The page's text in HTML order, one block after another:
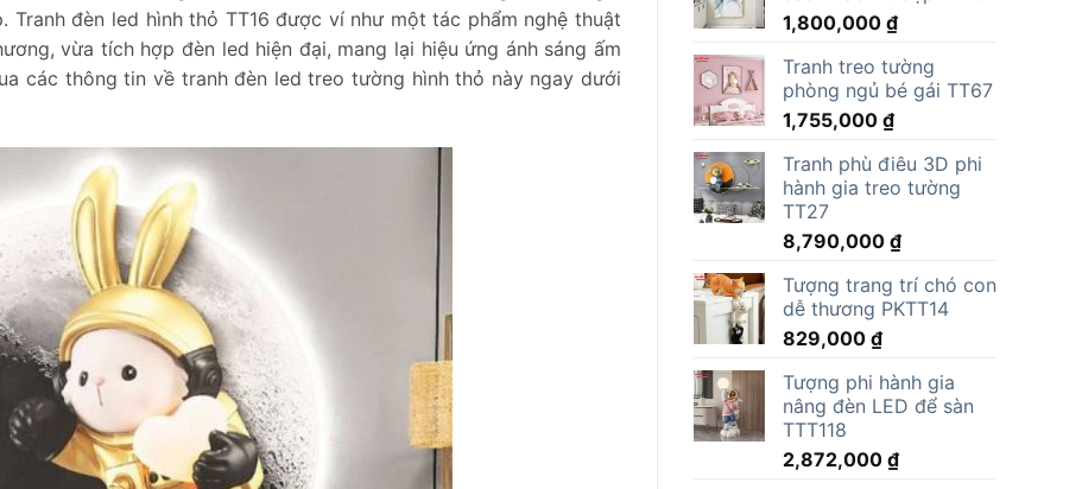
1,800,000 ₫
Tranh treo tường
phòng ngủ bé gái TT67
1,755,000 ₫
Tranh phù điêu 3D phi
hành gia treo tường
TT27
8,790,000 ₫
Tượng trang trí chó con
dễ thương PKTT14
829,000 ₫
Tượng phi hành gia
nâng đèn LED để sàn
TTT118
2,872,000 ₫
đèn led hình thỏ TT16 được ví như một tác phẩm nghệ thuật
vừa tích hợp đèn led hiện đại, mang lại hiệu ứng ánh sáng ấm
các thông tin về tranh đèn led treo tường hình thỏ này ngay dưới